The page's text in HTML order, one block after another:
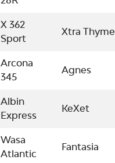
X 362
Sport
Xtra Thyme
Arcona
345
Agnes
Albin
Express
KeXet
Wasa
Atlantic
Fantasia